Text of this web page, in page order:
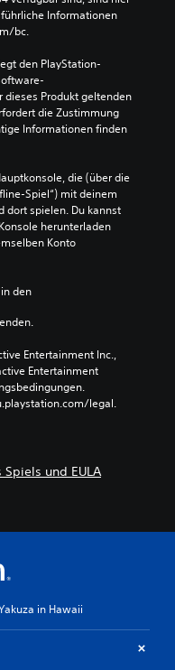
Informationen
bc.
den PlayStation-
Produkt geltenden
die Zustimmung
Informationen finden
die (über die
Spiel“) mit deinem
dort spielen. Du kannst
herunterladen
Konto
den
Entertainment Inc.,
Entertainment
legal.
und EULA
in Hawaii